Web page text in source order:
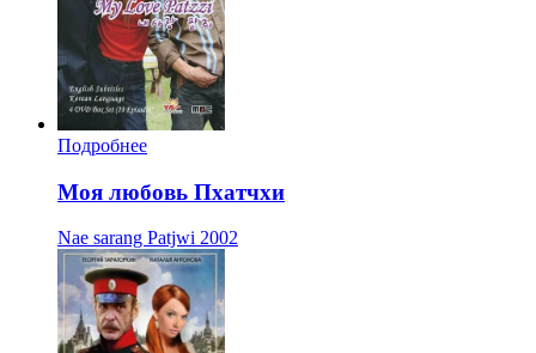
Подробнее
Моя любовь Пхатчхи
Nae sarang Patjwi 2002